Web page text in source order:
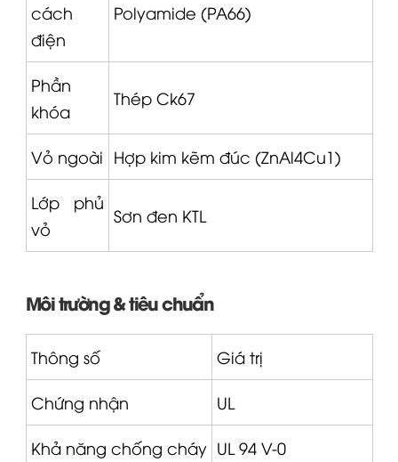
cách
điện
Polyamide (PA66)
Phần
khóa
Thép Ck67
Vỏ ngoài Hợp kim kẽm đúc (ZnAl4Cu1)
Lớp phủ
vỏ
Sơn đen KTL
Môi trường & tiêu chuẩn
Thông số Giá trị
Chứng nhận UL
Khả năng chống cháy UL 94 V-0